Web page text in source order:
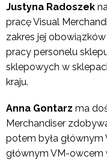
Justyna Radoszek
pracęVisual
zakres jej
pracy personelu
sklepowych w
kraju.
Anna Gontarz ma
Merchandiser
potem była
głównym VM-owcem